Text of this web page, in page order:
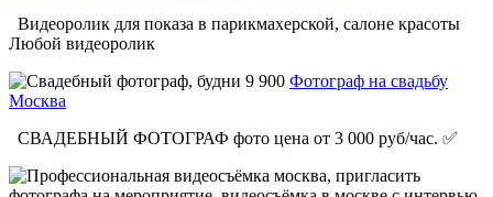
Видеоролик для показа в парикмахерской, салоне красоты
Любой видеоролик
Фотограф на свадьбу
Москва
СВАДЕБНЫЙ ФОТОГРАФ фото цена от 3 000 руб/час. ✅